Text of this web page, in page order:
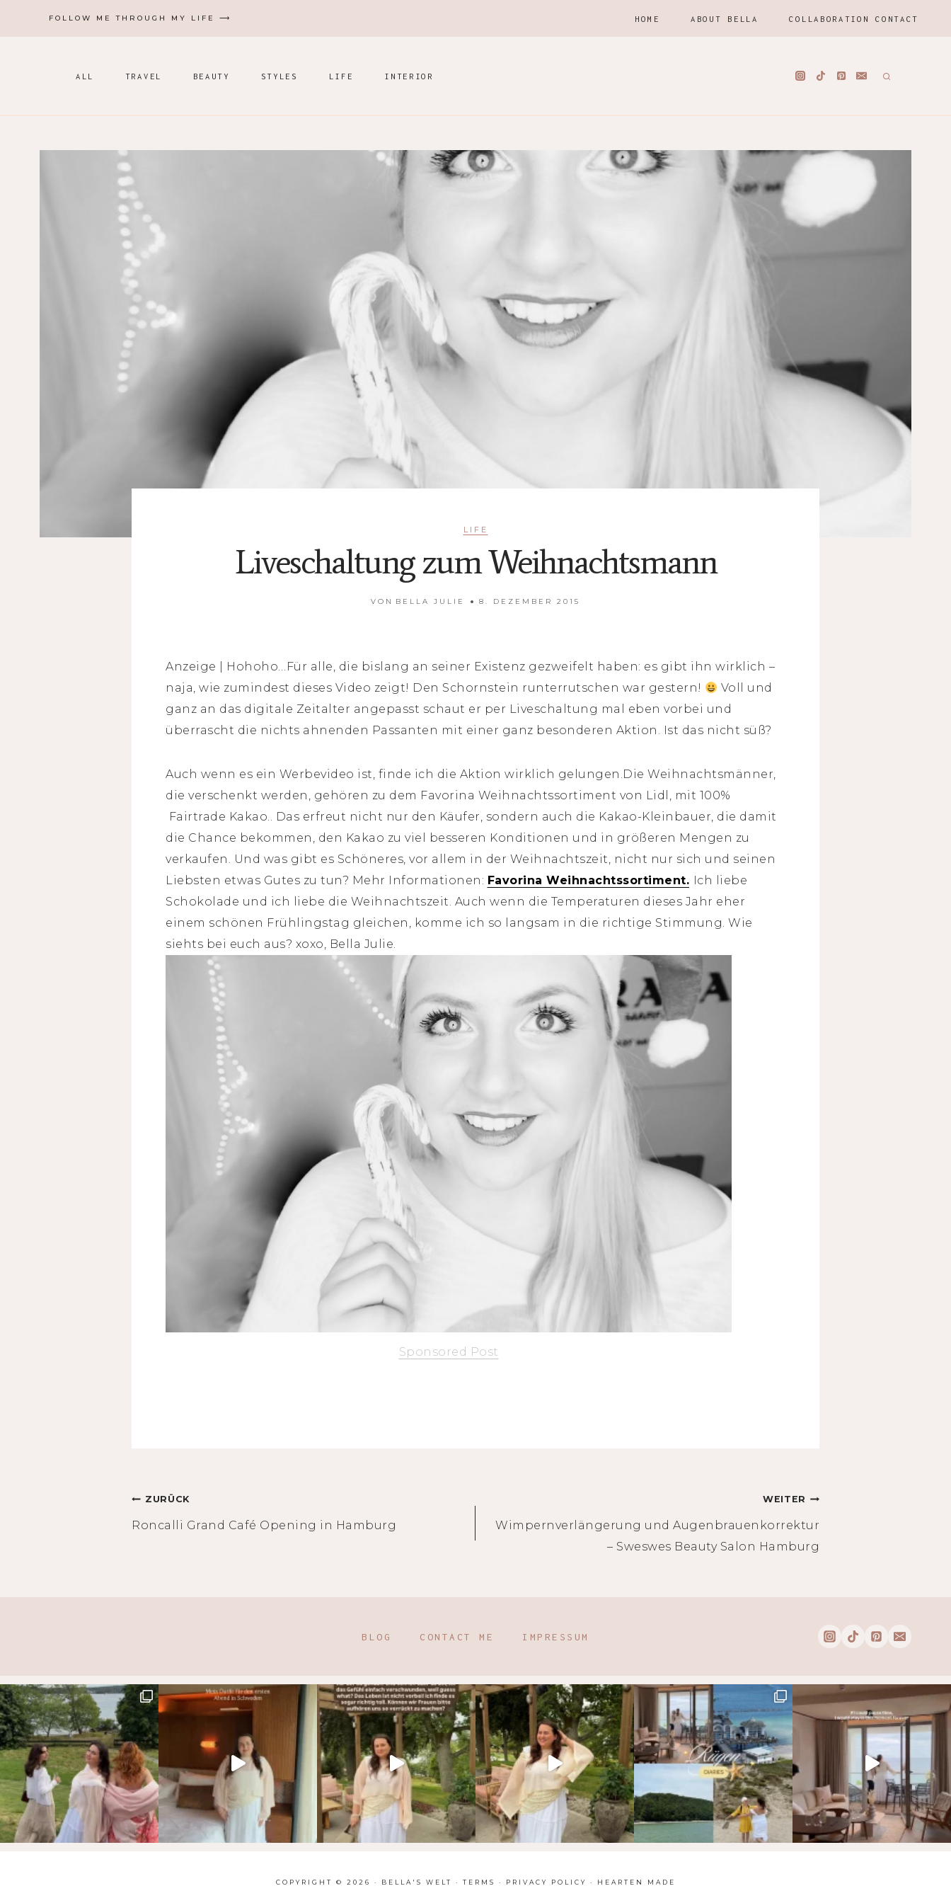
FOLLOW ME THROUGH MY LIFE ⟶ HOME ABOUT BELLA COLLABORATION CONTACT
ALL TRAVEL BEAUTY STYLES LIFE INTERIOR
LIFE
Liveschaltung zum Weihnachtsmann
VON BELLA JULIE 8. DEZEMBER 2015
Anzeige | Hohoho…Für alle, die bislang an seiner Existenz gezweifelt haben: es gibt ihn wirklich –
naja, wie zumindest dieses Video zeigt! Den Schornstein runterrutschen war gestern!
Voll und
ganz an das digitale Zeitalter angepasst schaut er per Liveschaltung mal eben vorbei und
überrascht die nichts ahnenden Passanten mit einer ganz besonderen Aktion. Ist das nicht süß?
Auch wenn es ein Werbevideo ist, finde ich die Aktion wirklich gelungen.Die Weihnachtsmänner,
die verschenkt werden, gehören zu dem Favorina Weihnachtssortiment von Lidl, mit 100%
Fairtrade Kakao.. Das erfreut nicht nur den Käufer, sondern auch die Kakao-Kleinbauer, die damit
die Chance bekommen, den Kakao zu viel besseren Konditionen und in größeren Mengen zu
verkaufen. Und was gibt es Schöneres, vor allem in der Weihnachtszeit, nicht nur sich und seinen
Liebsten etwas Gutes zu tun? Mehr Informationen: Favorina Weihnachtssortiment.
Ich liebe
Schokolade und ich liebe die Weihnachtszeit. Auch wenn die Temperaturen dieses Jahr eher
einem schönen Frühlingstag gleichen, komme ich so langsam in die richtige Stimmung. Wie
siehts bei euch aus? xoxo, Bella Julie.
Sponsored Post
Beitragsnavigation
ZURÜCK
Roncalli Grand Café Opening in Hamburg
WEITER
Wimpernverlängerung und Augenbrauenkorrektur
– Sweswes Beauty Salon Hamburg
BLOG CONTACT ME IMPRESSUM
COPYRIGHT © 2026 · BELLA'S WELT · TERMS · PRIVACY POLICY · HEARTEN MADE